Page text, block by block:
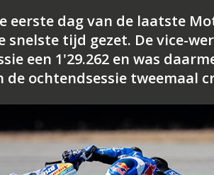
eerste dag van de laatste
snelste tijd gezet. De vice-
een 1'29.262 en was
ochtendsessie tweemaal